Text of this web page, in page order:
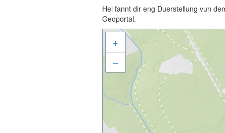
Hei fannt dir eng Duerstellung vun
Geoportal.
+
–